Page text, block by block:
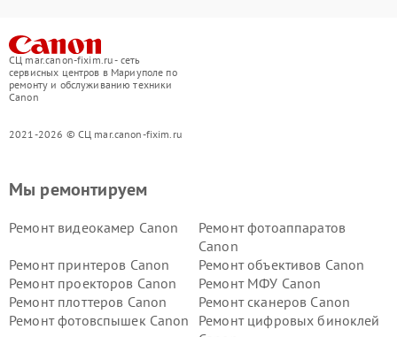
СЦ mar.canon-fixim.ru - сеть
сервисных центров в Мариуполе по
ремонту и обслуживанию техники
Canon
2021-2026 © СЦ mar.canon-fixim.ru
Мы ремонтируем
Ремонт видеокамер Canon
Ремонт фотоаппаратов
Canon
Ремонт принтеров Canon
Ремонт объективов Canon
Ремонт проекторов Canon
Ремонт МФУ Canon
Ремонт плоттеров Canon
Ремонт сканеров Canon
Ремонт фотовспышек Canon
Ремонт цифровых биноклей